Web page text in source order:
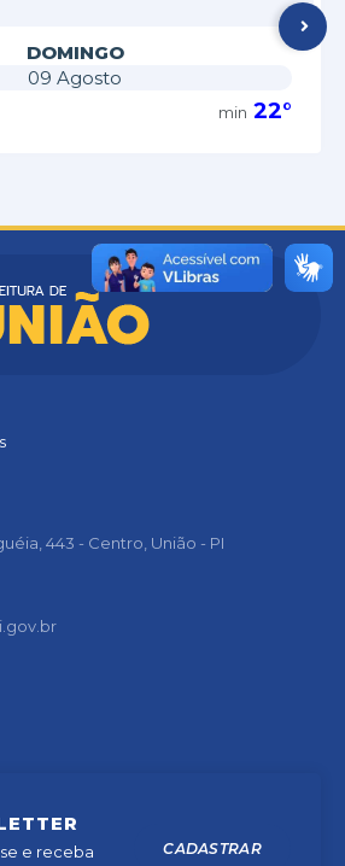
DOMINGO
09 Agosto
22°
e receba
CADASTRAR
443 - Centro, União - PI